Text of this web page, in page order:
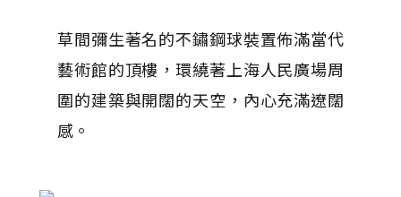
草間彌生著名的不鏽鋼球裝置佈滿當代
藝術館的頂樓，環繞著上海人民廣場周
圍的建築與開闊的天空，內心充滿遼闊
感。